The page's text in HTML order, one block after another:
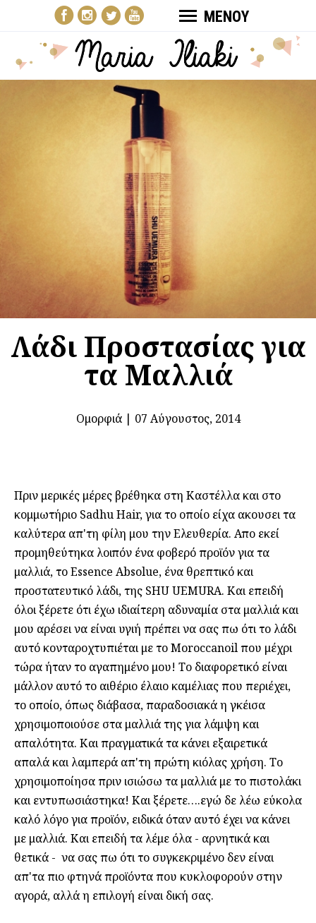
ΜΕΝΟΥ
Λάδι Προστασίας για
τα Μαλλιά
Ομορφιά| 07 Αύγουστος, 2014
Πριν μερικές μέρες βρέθηκα στη Καστέλλα και στο
κομμωτήριο Sadhu Hair, για το οποίο είχα ακουσει τα
καλύτερα απ'τη φίλη μου την Ελευθερία. Απο εκεί
προμηθεύτηκα λοιπόν ένα φοβερό προϊόν για τα
μαλλιά, το Essence Absolue, ένα θρεπτικό και
προστατευτικό λάδι, της SHU UEMURA. Και επειδή
όλοι ξέρετε ότι έχω ιδιαίτερη αδυναμία στα μαλλιά και
μου αρέσει να είναι υγιή πρέπει να σας πω ότι το λάδι
αυτό κονταροχτυπιέται με το Moroccanoil που μέχρι
τώρα ήταν το αγαπημένο μου! Το διαφορετικό είναι
μάλλον αυτό το αιθέριο έλαιο καμέλιας που περιέχει,
το οποίο, όπως διάβασα, παραδοσιακά η γκέισα
χρησιμοποιούσε στα μαλλιά της για λάμψη και
απαλότητα. Και πραγματικά τα κάνει εξαιρετικά
απαλά και λαμπερά απ'τη πρώτη κιόλας χρήση. Το
χρησιμοποίησα πριν ισιώσω τα μαλλιά με το πιστολάκι
και εντυπωσιάστηκα! Και ξέρετε….εγώ δε λέω εύκολα
καλό λόγο για προϊόν, ειδικά όταν αυτό έχει να κάνει
με μαλλιά. Και επειδή τα λέμε όλα - αρνητικά και
θετικά - να σας πω ότι το συγκεκριμένο δεν είναι
απ'τα πιο φτηνά προϊόντα που κυκλοφορούν στην
αγορά, αλλά η επιλογή είναι δική σας.